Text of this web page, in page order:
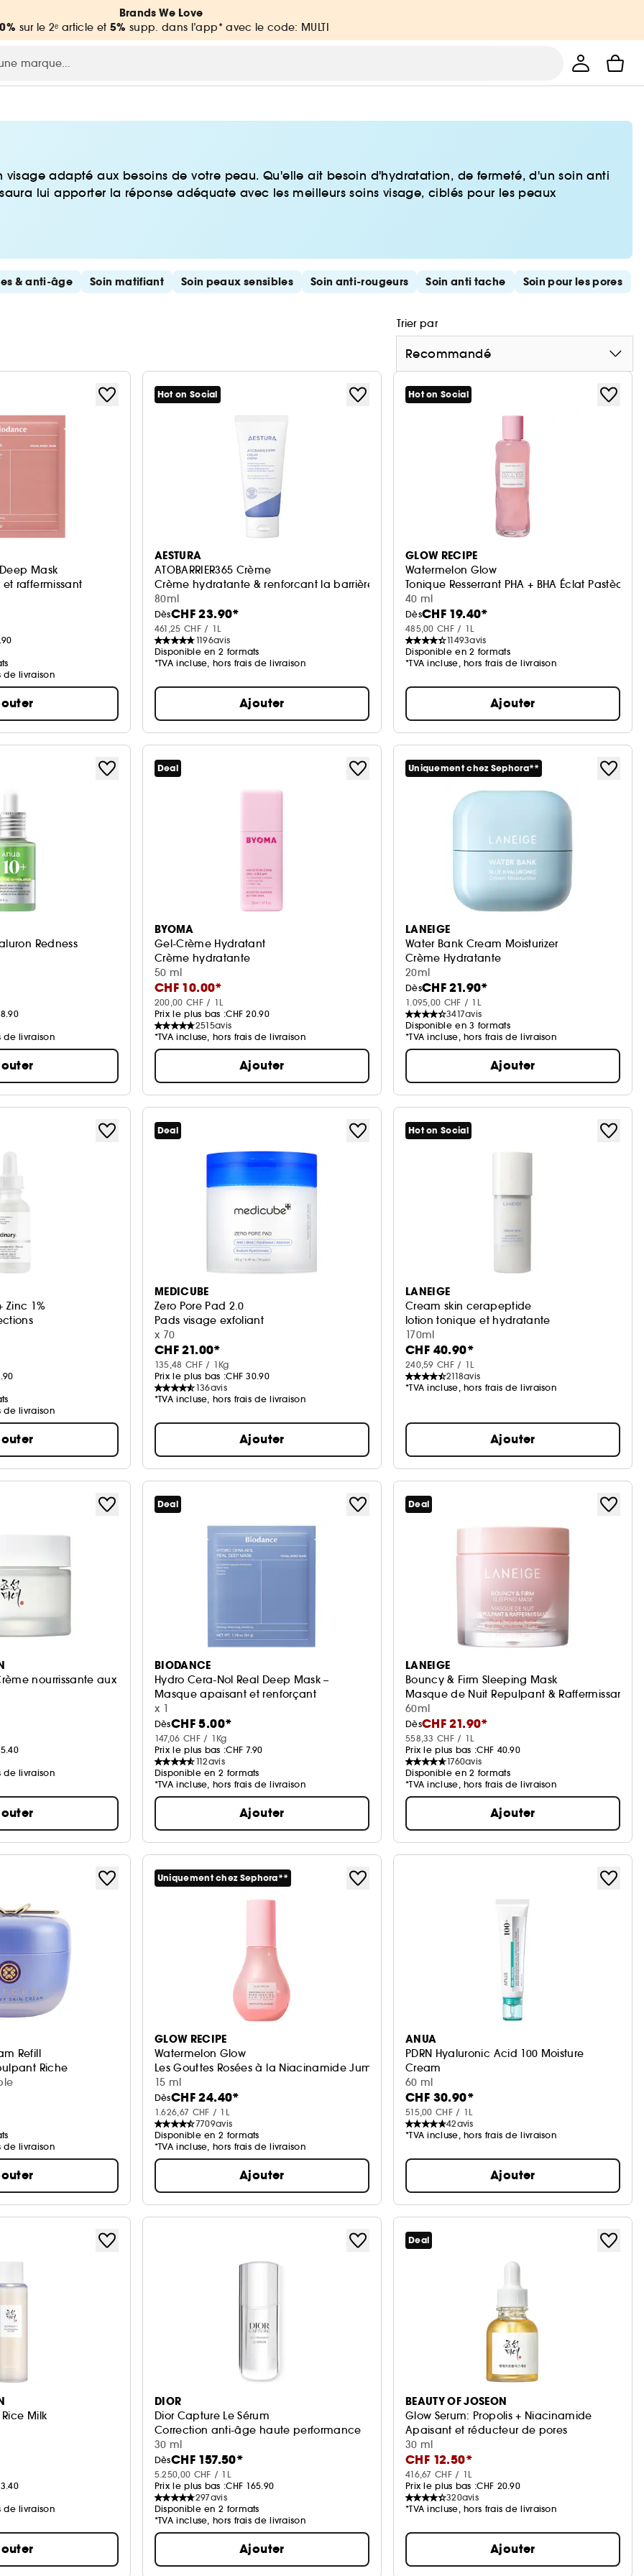
Brands We Love
sur le 2ᵉ article et 5% supp. dans l’app* avec le code: MULTI
adapté aux besoins de votre peau. Qu'elle ait besoin d'hydratation, de fermeté, d'un soin anti
lui apporter la réponse adéquate avec les meilleurs soins visage, ciblés pour les peaux
& anti-âge Soin matifiant Soin peaux sensibles Soin anti-rougeurs Soin anti tache Soin pour les pores
Trier par
Recommandé
Mask
raffermissant
de livraison
Hot on Social
AESTURA
ATOBARRIER365 Crème
Crème hydratante & renforcant la barrière cutanée
80ml
DèsCHF 23.90*
461,25 CHF / 1L
1196avis
Disponible en 2 formats
*TVA incluse, hors frais de livraison
Ajouter
Hot on Social
GLOW RECIPE
Watermelon Glow
Tonique Resserrant PHA + BHA Éclat Pastèque
40 ml
DèsCHF 19.40*
485,00 CHF / 1L
11493avis
Disponible en 2 formats
*TVA incluse, hors frais de livraison
Ajouter
Redness
de livraison
Deal
BYOMA
Gel-Crème Hydratant
Crème hydratante
50 ml
CHF 10.00*
200,00 CHF / 1L
Prix le plus bas :CHF 20.90
2515avis
*TVA incluse, hors frais de livraison
Ajouter
Uniquement chez Sephora**
LANEIGE
Water Bank Cream Moisturizer
Crème Hydratante
20ml
DèsCHF 21.90*
1.095,00 CHF / 1L
3417avis
Disponible en 3 formats
*TVA incluse, hors frais de livraison
Ajouter
Zinc 1%
de livraison
Deal
MEDICUBE
Zero Pore Pad 2.0
Pads visage exfoliant
x 70
CHF 21.00*
135,48 CHF / 1Kg
Prix le plus bas :CHF 30.90
136avis
*TVA incluse, hors frais de livraison
Ajouter
Hot on Social
LANEIGE
Cream skin cerapeptide
lotion tonique et hydratante
170ml
CHF 40.90*
240,59 CHF / 1L
2118avis
*TVA incluse, hors frais de livraison
Ajouter
nourrissante aux
de livraison
Deal
BIODANCE
Hydro Cera-Nol Real Deep Mask –
Masque apaisant et renforçant
x 1
DèsCHF 5.00*
147,06 CHF / 1Kg
Prix le plus bas :CHF 7.90
112avis
Disponible en 2 formats
*TVA incluse, hors frais de livraison
Ajouter
Deal
LANEIGE
Bouncy & Firm Sleeping Mask
Masque de Nuit Repulpant & Raffermissant
60ml
DèsCHF 21.90*
558,33 CHF / 1L
Prix le plus bas :CHF 40.90
1760avis
Disponible en 2 formats
*TVA incluse, hors frais de livraison
Ajouter
Refill
Riche
de livraison
Uniquement chez Sephora**
GLOW RECIPE
Watermelon Glow
Les Gouttes Rosées à la Niacinamide Jumbo
15 ml
DèsCHF 24.40*
1.626,67 CHF / 1L
7709avis
Disponible en 2 formats
*TVA incluse, hors frais de livraison
Ajouter
ANUA
PDRN Hyaluronic Acid 100 Moisture
Cream
Crème hydratante légère
60 ml
CHF 30.90*
515,00 CHF / 1L
42avis
*TVA incluse, hors frais de livraison
Ajouter
Milk
de livraison
DIOR
Dior Capture Le Sérum
Correction anti-âge haute performance
30 ml
DèsCHF 157.50*
5.250,00 CHF / 1L
Prix le plus bas :CHF 165.90
297avis
Disponible en 2 formats
*TVA incluse, hors frais de livraison
Ajouter
Deal
BEAUTY OF JOSEON
Glow Serum: Propolis + Niacinamide
Apaisant et réducteur de pores
30 ml
CHF 12.50*
416,67 CHF / 1L
Prix le plus bas :CHF 20.90
320avis
*TVA incluse, hors frais de livraison
Ajouter